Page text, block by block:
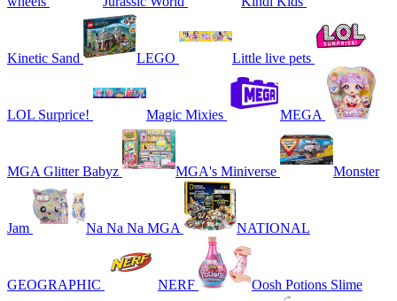
Kinetic Sand LEGO Little live pets
LOL Surprice! Magic Mixies MEGA
MGA Glitter Babyz MGA's Miniverse Monster
Jam Na Na Na MGA NATIONAL
GEOGRAPHIC NERF Oosh Potions Slime